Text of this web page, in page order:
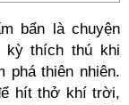
bẩn là chuyện
kỳ thích thú khi
phá thiên nhiên.
hít thở khí trời,